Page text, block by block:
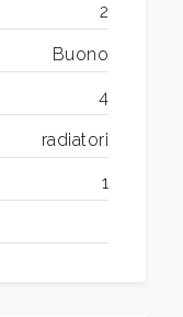
2
Buono
4
radiatori
1